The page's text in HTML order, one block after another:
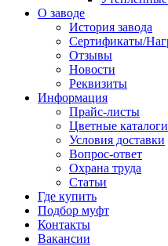
О заводе
История завода
Сертификаты/
Отзывы
Новости
Реквизиты
Информация
Прайс-листы
Цветные
Условия доставки
Вопрос-ответ
Охрана труда
Статьи
Где купить
Подбор муфт
Контакты
Вакансии